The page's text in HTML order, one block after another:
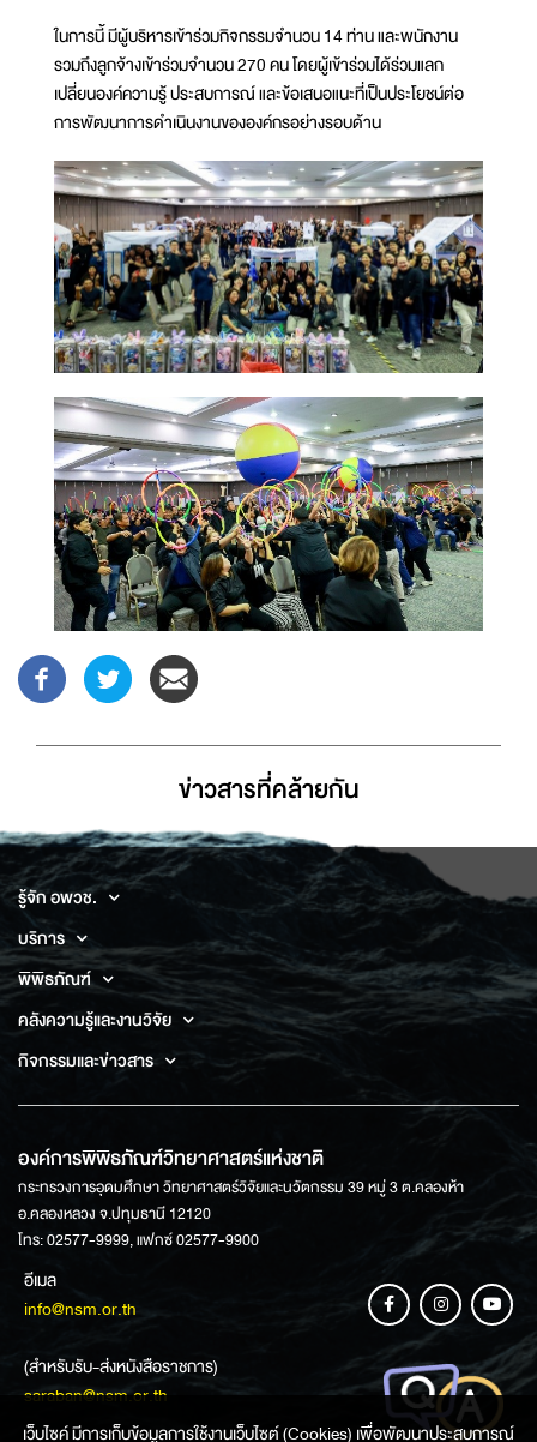
ในการนี้ มีผู้บริหารเข้าร่วมกิจกรรมจำนวน 14 ท่าน และพนักงาน
รวมถึงลูกจ้างเข้าร่วมจำนวน 270 คน โดยผู้เข้าร่วมได้ร่วมแลก
เปลี่ยนองค์ความรู้ ประสบการณ์ และข้อเสนอแนะที่เป็นประโยชน์ต่อ
การพัฒนาการดำเนินงานขององค์กรอย่างรอบด้าน
ข่าวสารที่่คล้ายกัน
รู้จัก อพวช.
บริการ
พิพิธภัณฑ์
คลังความรู้และงานวิจัย
กิจกรรมและข่าวสาร
องค์การพิพิธภัณฑ์วิทยาศาสตร์แห่งชาติ
กระทรวงการอุดมศึกษา วิทยาศาสตร์วิจัยและนวัตกรรม 39 หมู่ 3 ต.คลองห้า
อ.คลองหลวง จ.ปทุมธานี 12120
โทร: 02577-9999, แฟกซ์ 02577-9900
อีเมล
info@nsm.or.th
(สำหรับรับ-ส่งหนังสือราชการ)
saraban@nsm.or.th
เว็บไซค์ มีการเก็บข้อมูลการใช้งานเว็บไซต์ (Cookies) เพื่อพัฒนาประสบการณ์